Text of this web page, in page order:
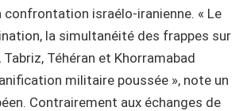
confrontation israélo-iranienne. « Le
la simultanéité des frappes sur
Tabriz, Téhéran et Khorramabad
militaire poussée », note un
Contrairement aux échanges de